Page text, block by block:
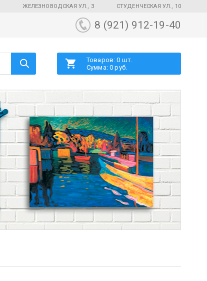
ЖЕЛЕЗНОВОДСКАЯ УЛ., 3 СТУДЕНЧЕСКАЯ УЛ., 10
8 (921) 912-19-40
Товаров: 0 шт.
Сумма: 0 руб.